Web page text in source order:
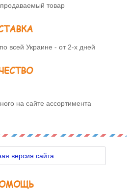
товар
всей Украине - от 2-х дней
на сайте ассортимента
версия сайта